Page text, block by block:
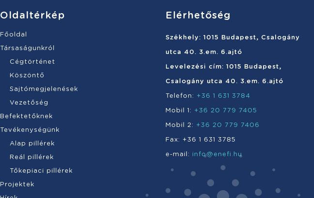
Oldaltérkép
Főoldal
Társaságunkról
Cégtörténet
Köszöntő
Sajtómegjelenések
Vezetőség
Befektetőknek
Tevékenységünk
Alap pillérek
Reál pillérek
Tőkepiaci pillérek
Projektek
Elérhetőség
Székhely: 1015 Budapest, Csalogány
utca 40. 3.em. 6.ajtó
Levelezési cím: 1015 Budapest,
Csalogány utca 40. 3.em. 6.ajtó
Telefon: +36 1 631 3784
Mobil 1: +36 20 779 7405
Mobil 2: +36 20 779 7406
Fax: +36 1 631 3785
e-mail: info@enefi.hu